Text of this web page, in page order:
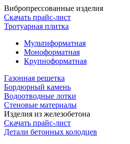
Вибропрессованные изделия
Скачать прайс-лист
Тротуарная плитка
Мультиформатная
Моноформатная
Крупноформатная
Газонная решетка
Бордюрный камень
Водоотводные лотки
Стеновые материалы
Изделия из железобетона
Скачать прайс-лист
Детали бетонных колодцев